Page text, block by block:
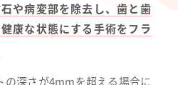
や病変部を除去し、歯と歯
康な状態にする手術をフラ
の深さが4mmを超える場合に